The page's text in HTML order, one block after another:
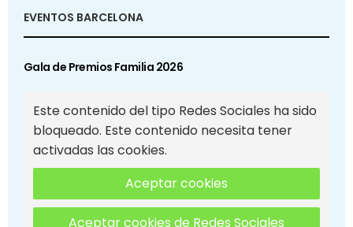
EVENTOS BARCELONA
Gala de Premios Familia 2026
Este contenido del tipo Redes Sociales ha sido
bloqueado. Este contenido necesita tener
activadas las cookies.
Aceptar cookies
Aceptar cookies de Redes Sociales